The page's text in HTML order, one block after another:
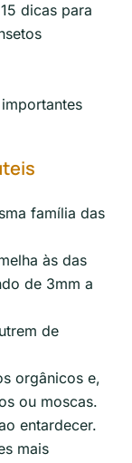
dicas para
família das
às das
de 3mm a
de
orgânicos e,
ou moscas.
entardecer.
mais